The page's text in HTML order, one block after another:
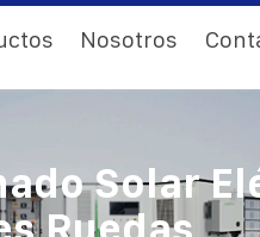
Nosotros
Solar